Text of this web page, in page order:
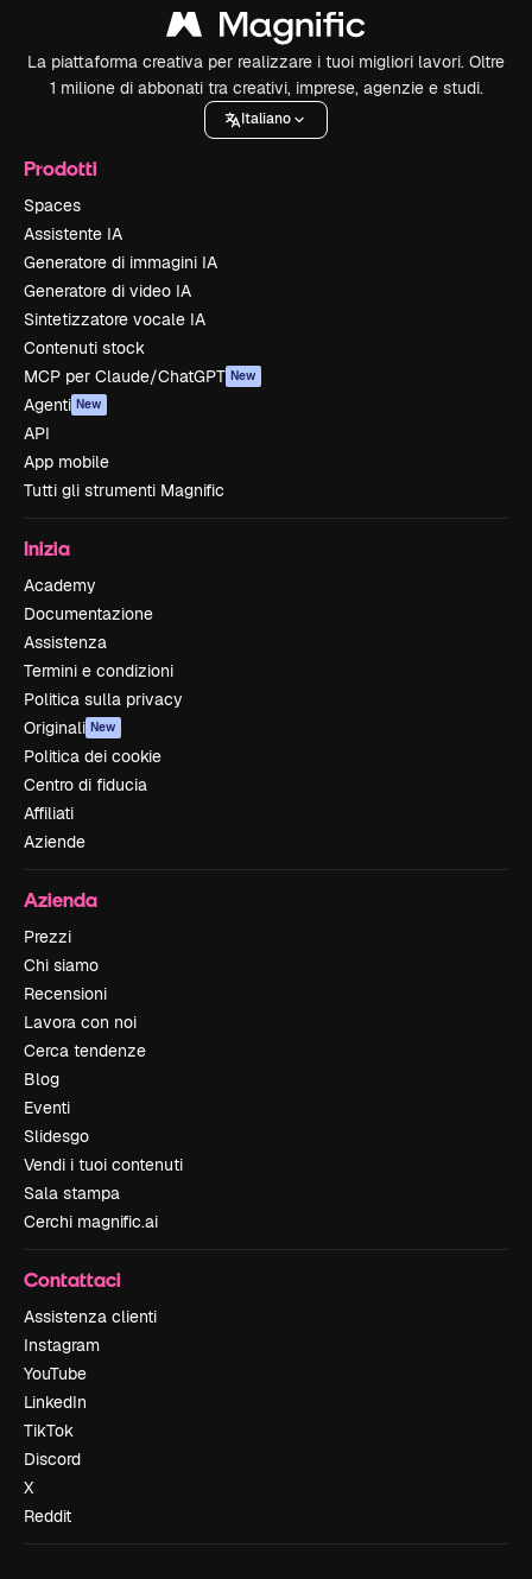
La piattaforma creativa per realizzare i tuoi migliori lavori. Oltre
1 milione di abbonati tra creativi, imprese, agenzie e studi.
Italiano
Prodotti
Spaces
Assistente IA
Generatore di immagini IA
Generatore di video IA
Sintetizzatore vocale IA
Contenuti stock
MCP per Claude/ChatGPT New
Agenti New
API
App mobile
Tutti gli strumenti Magnific
Inizia
Academy
Documentazione
Assistenza
Termini e condizioni
Politica sulla privacy
Originali New
Politica dei cookie
Centro di fiducia
Affiliati
Aziende
Azienda
Prezzi
Chi siamo
Recensioni
Lavora con noi
Cerca tendenze
Blog
Eventi
Slidesgo
Vendi i tuoi contenuti
Sala stampa
Cerchi magnific.ai
Contattaci
Assistenza clienti
Instagram
YouTube
LinkedIn
TikTok
Discord
X
Reddit